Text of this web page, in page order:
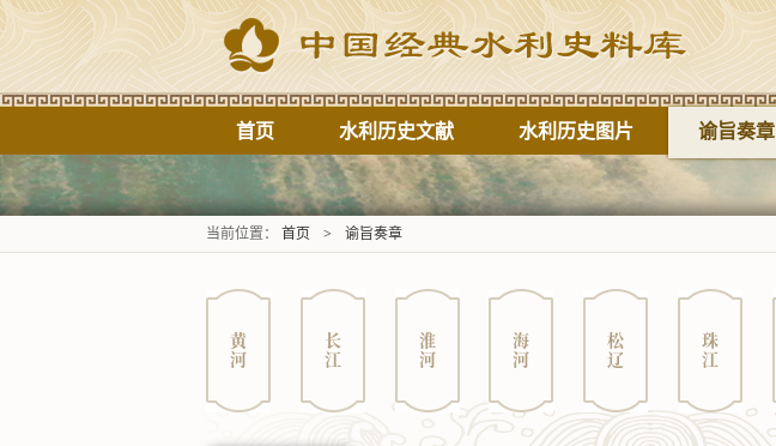
首页 水利历史文献 水利历史图片 谕旨奏章
当前位置： 首页 > 谕旨奏章
黄河 长江 淮河 海河 松辽 珠江